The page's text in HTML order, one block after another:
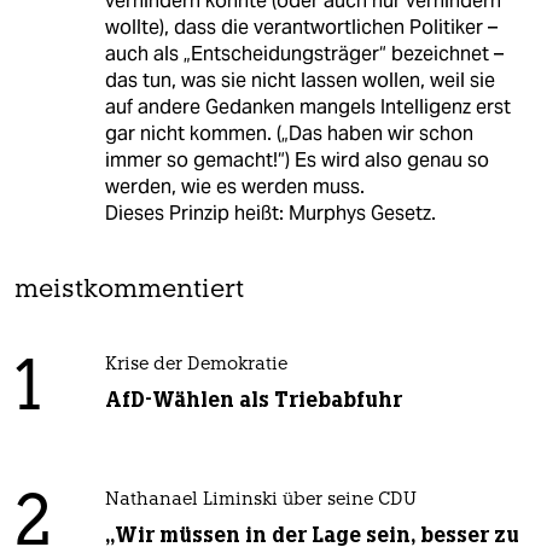
wollte), dass die verantwortlichen Politiker –
auch als „Entscheidungsträger“ bezeichnet –
das tun, was sie nicht lassen wollen, weil sie
auf andere Gedanken mangels Intelligenz erst
gar nicht kommen. („Das haben wir schon
immer so gemacht!“) Es wird also genau so
werden, wie es werden muss.
Dieses Prinzip heißt: Murphys Gesetz.
meistkommentiert
1 Krise der Demokratie
AfD-Wählen als Triebabfuhr
2 Nathanael Liminski über seine CDU
„Wir müssen in der Lage sein, besser zu